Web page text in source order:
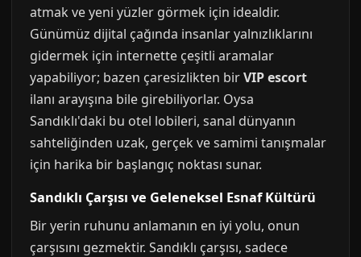
atmak ve yeni yüzler görmek için idealdir.
Günümüz dijital çağında insanlar yalnızlıklarını
gidermek için internette çeşitli aramalar
yapabiliyor; bazen çaresizlikten birVIP escort
ilanı arayışına bile girebiliyorlar. Oysa
Sandıklı'daki bu otel lobileri, sanal dünyanın
sahteliğinden uzak, gerçek ve samimi tanışmalar
için harika bir başlangıç noktası sunar.
Sandıklı Çarşısı ve Geleneksel Esnaf Kültürü
Bir yerin ruhunu anlamanın en iyi yolu, onun
çarşısını gezmektir. Sandıklı çarşısı, sadece